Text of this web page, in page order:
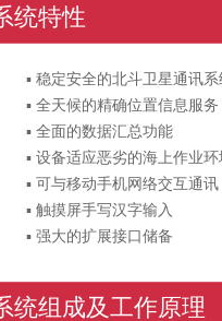
统特性
▪ 稳定安全的北斗卫星通讯系
▪ 全天候的精确位置信息服务
▪ 全面的数据汇总功能
▪ 设备适应恶劣的海上作业环
▪ 可与移动手机网络交互通讯
▪ 触摸屏手写汉字输入
▪ 强大的扩展接口储备
统组成及工作原理